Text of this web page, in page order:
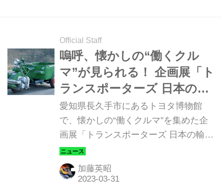
Official Staff
嗚呼、懐かしの“働くクル
マ”が見られる！ 企画展「ト
ランスポーターズ 日本の輸
送を支え続けているモビリ
ティ」をトヨタ博物館で開
催
愛知県長久手市にあるトヨタ博物館
で、懐かしの“働くクルマ”を集めた企
画展「トランスポーターズ 日本の輸送
を支え続けているモビリティ」が、
2023年4月28日（金）～2023年7月17
日（月・祝）の期間で開催される。
加藤英昭